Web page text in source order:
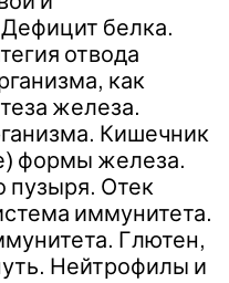
белка.
отвода
как
железа.
Кишечник
формы железа.
пузыря. Отек
иммунитета.
Глютен,
Нейтрофилы и